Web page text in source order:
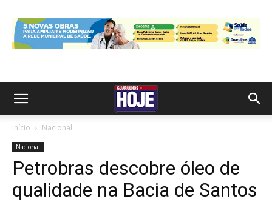
Início Nacional
Nacional
Petrobras descobre óleo de
qualidade na Bacia de Santos